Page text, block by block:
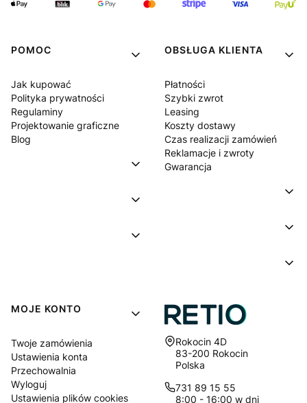
POMOC
Jak kupować
Polityka prywatności
Regulaminy
Projektowanie graficzne
Blog
OBSŁUGA KLIENTA
Płatności
Szybki zwrot
Leasing
Koszty dostawy
Czas realizacji zamówień
Reklamacje i zwroty
Gwarancja
MOJE KONTO
Twoje zamówienia
Ustawienia konta
Przechowalnia
Wyloguj
Ustawienia plików cookies
Adres:
Rokocin 4D
83-200 Rokocin
Polska
731 89 15 55
8:00 - 16:00 w dni